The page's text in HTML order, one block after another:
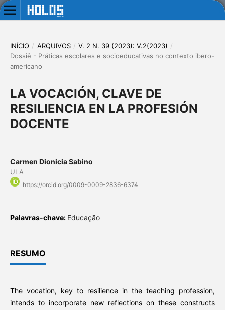
INÍCIO / ARQUIVOS / V. 2 N. 39 (2023): V.2(2023) /
Dossiê - Práticas escolares e socioeducativas no contexto ibero-
americano
LA VOCACIÓN, CLAVE DE
RESILIENCIA EN LA PROFESIÓN
DOCENTE
Carmen Dionicia Sabino
ULA
https://orcid.org/0009-0009-2836-6374
Palavras-chave: Educação
RESUMO
The vocation, key to resilience in the teaching profession,
intends to incorporate new reflections on these constructs